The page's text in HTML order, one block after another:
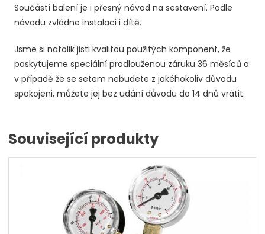
Součástí balení je i přesný návod na sestavení. Podle
návodu zvládne instalaci i dítě.
Jsme si natolik jisti kvalitou použitých komponent, že
poskytujeme speciální prodlouženou záruku 36 měsíců a
v případě že se setem nebudete z jakéhokoliv důvodu
spokojeni, můžete jej bez udání důvodu do 14 dnů vrátit.
Související produkty